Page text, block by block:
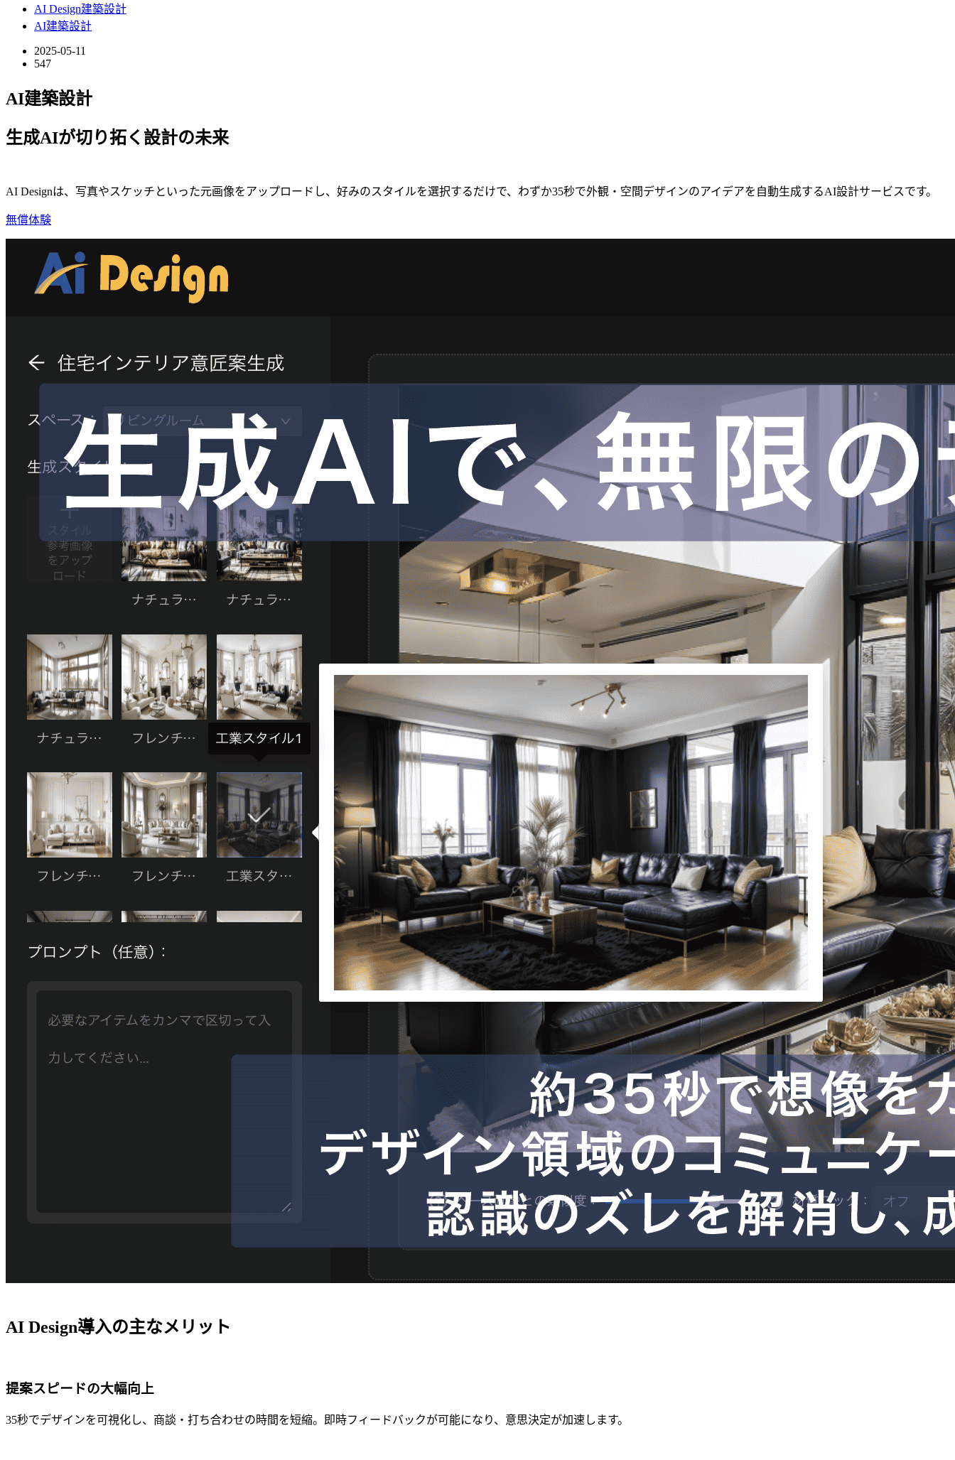
AI Design建築設計
AI建築設計
2025-05-11
547
AI建築設計
生成AIが切り拓く設計の未来
AI Designは、写真やスケッチといった元画像をアップロードし、好みのスタイルを選択するだけで、わずか35秒で外観・空間デザインのアイデアを自動生成するAI設計サービスです。
無償体験
AI Design導入の主なメリット
提案スピードの大幅向上
35秒でデザインを可視化し、商談・打ち合わせの時間を短縮。即時フィードバックが可能になり、意思決定が加速します。